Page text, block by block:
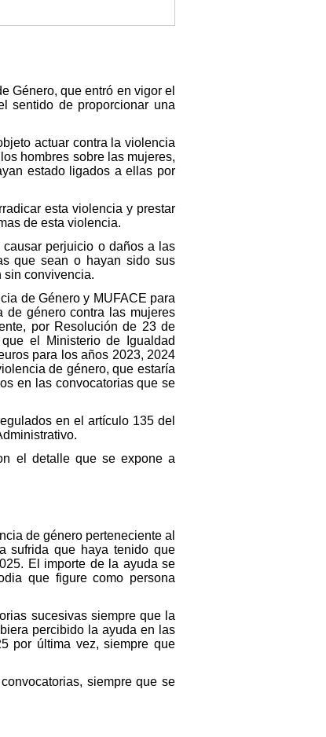
Género, que entró en vigor el
sentido de proporcionar una
actuar contra la violencia
hombres sobre las mujeres,
estado ligados a ellas por
esta violencia y prestar
de esta violencia.
perjuicio o daños a las
que sean o hayan sido sus
sin convivencia.
de Género y MUFACE para
de género contra las mujeres
por Resolución de 23 de
el Ministerio de Igualdad
para los años 2023, 2024
de género, que estaría
en las convocatorias que se
en el artículo 135 del
el detalle que se expone a
de género perteneciente al
sufrida que haya tenido que
El importe de la ayuda se
que figure como persona
sucesivas siempre que la
percibido la ayuda en las
por última vez, siempre que
siempre que se